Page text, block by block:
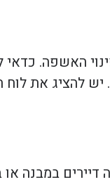
האשפה. כדאי
להציג את לוח
במבנה או